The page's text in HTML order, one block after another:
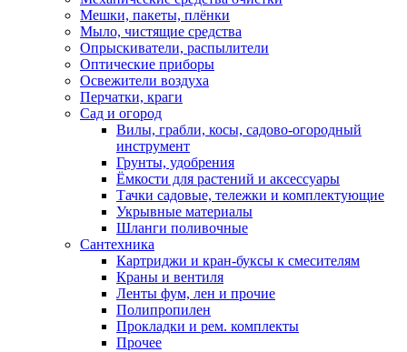
Мешки, пакеты, плёнки
Мыло, чистящие средства
Опрыскиватели, распылители
Оптические приборы
Освежители воздуха
Перчатки, краги
Сад и огород
Вилы, грабли, косы, садово-огородный
инструмент
Грунты, удобрения
Ёмкости для растений и аксессуары
Тачки садовые, тележки и комплектующие
Укрывные материалы
Шланги поливочные
Сантехника
Картриджи и кран-буксы к смесителям
Краны и вентиля
Ленты фум, лен и прочие
Полипропилен
Прокладки и рем. комплекты
Прочее